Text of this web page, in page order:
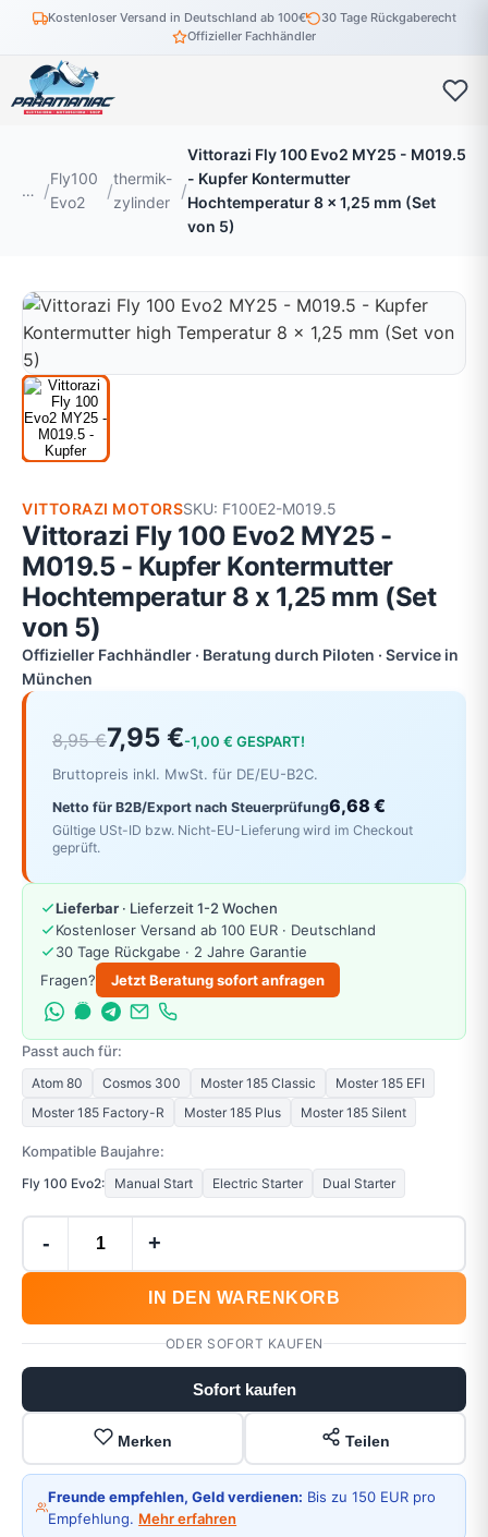
Kostenloser Versand in Deutschland ab 100€
30 Tage Rückgaberecht
Offizieller Fachhändler
…
Fly100
Evo2
thermik-
zylinder
Vittorazi Fly 100 Evo2 MY25 - M019.5
- Kupfer Kontermutter
Hochtemperatur 8 x 1,25 mm (Set
von 5)
VITTORAZI MOTORSSKU: F100E2-M019.5
Vittorazi Fly 100 Evo2 MY25 -
M019.5 - Kupfer Kontermutter
Hochtemperatur 8 x 1,25 mm (Set
von 5)
Offizieller Fachhändler · Beratung durch Piloten · Service in
München
8,95 €7,95 €-1,00 € GESPART!
Bruttopreis inkl. MwSt. für DE/EU-B2C.
Netto für B2B/Export nach Steuerprüfung6,68 €
Gültige USt-ID bzw. Nicht-EU-Lieferung wird im Checkout
geprüft.
Lieferbar · Lieferzeit 1-2 Wochen
Kostenloser Versand ab 100 EUR · Deutschland
30 Tage Rückgabe · 2 Jahre Garantie
Fragen?
Jetzt Beratung sofort anfragen
Passt auch für:
Atom 80 Cosmos 300 Moster 185 Classic
Moster 185 EFI
Moster 185 Factory-R
Moster 185 Plus Moster 185 Silent
Kompatible Baujahre:
Fly 100 Evo2: Manual Start Electric Starter Dual Starter
- +
IN DEN WARENKORB
ODER SOFORT KAUFEN
Sofort kaufen
Merken Teilen
Freunde empfehlen, Geld verdienen: Bis zu 150 EUR pro
Empfehlung. Mehr erfahren